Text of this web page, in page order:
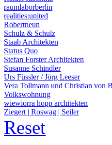
raumlaborberlin
realities:united
Robertneun
Schulz & Schulz
Staab Architekten
Status Quo
Stefan Forster Architekten
Susanne Schindler
Urs Füssler / Jörg Leeser
Vera Tollmann und Christian von
Volkswohnung
wiewiorra hopp architekten
Ziegert | Roswag | Seiler
Reset